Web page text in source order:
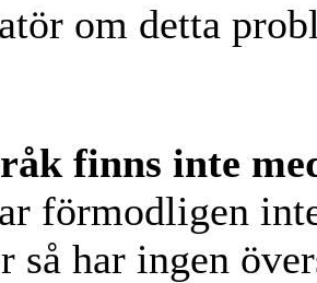
om detta
finns inte
förmodligen
så har ingen